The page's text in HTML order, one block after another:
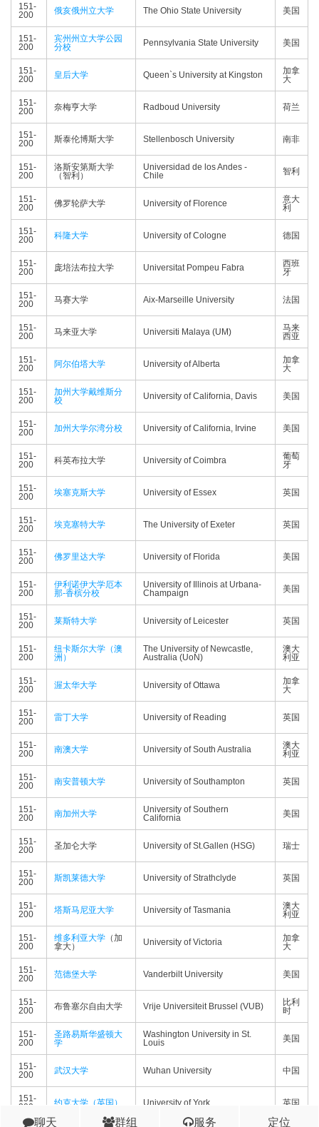
151-
200
俄亥俄州立大学 The Ohio State University 美国
151-
200
宾州州立大学公园
分校
Pennsylvania State University 美国
151-
200
皇后大学 Queen`s University at Kingston
加拿
大
151-
200
奈梅亨大学 Radboud University 荷兰
151-
200
斯泰伦博斯大学 Stellenbosch University 南非
151-
200
洛斯安第斯大学
（智利）
Universidad de los Andes -
Chile
智利
151-
200
佛罗轮萨大学 University of Florence
意大
利
151-
200
科隆大学 University of Cologne 德国
151-
200
庞培法布拉大学 Universitat Pompeu Fabra
西班
牙
151-
200
马赛大学 Aix-Marseille University 法国
151-
200
马来亚大学 Universiti Malaya (UM)
马来
西亚
151-
200
阿尔伯塔大学 University of Alberta
加拿
大
151-
200
加州大学戴维斯分
校
University of California, Davis 美国
151-
200
加州大学尔湾分校 University of California, Irvine 美国
151-
200
科英布拉大学 University of Coimbra
葡萄
牙
151-
200
埃塞克斯大学 University of Essex 英国
151-
200
埃克塞特大学 The University of Exeter 英国
151-
200
佛罗里达大学 University of Florida 美国
151-
200
伊利诺伊大学厄本
那-香槟分校
University of Illinois at Urbana-
Champaign
美国
151-
200
莱斯特大学 University of Leicester 英国
151-
200
纽卡斯尔大学（澳
洲）
The University of Newcastle,
Australia (UoN)
澳大
利亚
151-
200
渥太华大学 University of Ottawa
加拿
大
151-
200
雷丁大学 University of Reading 英国
151-
200
南澳大学 University of South Australia
澳大
利亚
151-
200
南安普顿大学 University of Southampton 英国
151-
200
南加州大学
University of Southern
California
美国
151-
200
圣加仑大学 University of St.Gallen (HSG) 瑞士
151-
200
斯凯莱德大学 University of Strathclyde 英国
151-
200
塔斯马尼亚大学 University of Tasmania
澳大
利亚
151-
200
维多利亚大学 （加
拿大）
University of Victoria
加拿
大
151-
200
范德堡大学 Vanderbilt University 美国
151-
200
布鲁塞尔自由大学 Vrije Universiteit Brussel (VUB)
比利
时
151-
200
圣路易斯华盛顿大
学
Washington University in St.
Louis
美国
151-
200
武汉大学 Wuhan University 中国
151-
200
约克大学（英国） University of York 英国
聊天 群组 服务 定位